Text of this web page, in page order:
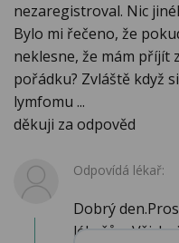
nezaregistroval. Nic
Bylo mi řečeno, že
neklesne, že mám příjít
pořádku? Zvláště když
lymfomu ...
děkuji za odpověd
Odpovídá lékař:
Dobrý